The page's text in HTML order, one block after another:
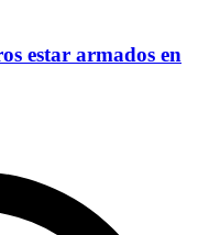
estar armados en